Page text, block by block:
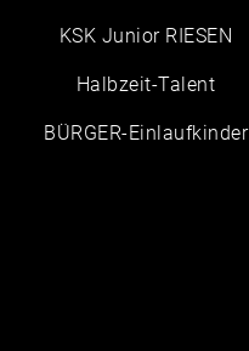
KSK Junior RIESEN
Halbzeit-Talent
BÜRGER-Einlaufkinder